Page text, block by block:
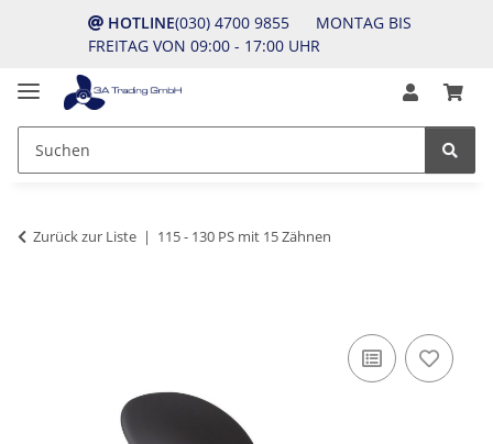
HOTLINE(030) 4700 9855 MONTAG BIS
FREITAG VON 09:00 - 17:00 UHR
Zurück zur Liste 115 - 130 PS mit 15 Zähnen